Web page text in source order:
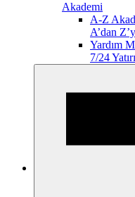
Akademi
A-Z
A’dan
Yardım
7/24